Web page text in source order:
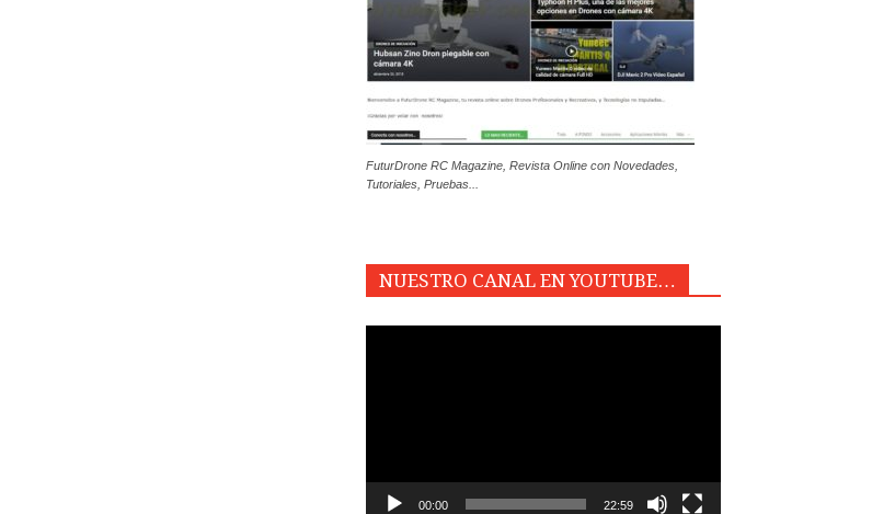
FuturDrone RC Magazine, Revista Online con Novedades,
Tutoriales, Pruebas...
NUESTRO CANAL EN YOUTUBE…
00:00 22:59